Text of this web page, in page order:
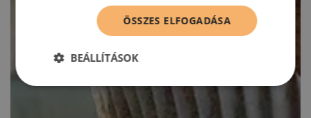
ÖSSZES ELFOGADÁSA
BEÁLLÍTÁSOK